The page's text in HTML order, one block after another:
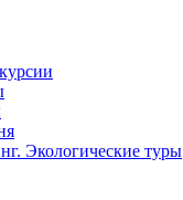
Экологические туры